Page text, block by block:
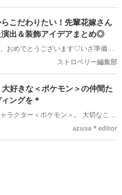
、誰に何を依頼すればいいのだろ
てまたまた悩みが増えてしまうもの
こだわりたい！先輩花嫁さん
出＆装飾アイデアまとめ◎
おめでとうございます♡いざ準備を
いいの？」「他の人はどんなことを
見れば見るほど、「あれもこれもや
予算や準備時間を考えると、どこに
今回は、数多くの
部が、卒花嫁さんに聞いた「やって
と装飾のアイデアを厳選してご紹介
参考にしてくださいね！
ストロベリー編集部
好きな＜ポケモン＞の仲間た
ングを＊
ラクター＜ポケモン＞。 大切なこの
れて、幸せな1日をもっともっと幸
azusa＊editor